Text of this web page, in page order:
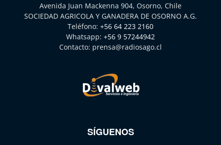
Avenida Juan Mackenna 904, Osorno, Chile
SOCIEDAD AGRICOLA Y GANADERA DE OSORNO A.G.
Teléfono: +56 64 223 2160
Whatsapp: +56 9 57244942
Contacto: prensa@radiosago.cl
SÍGUENOS